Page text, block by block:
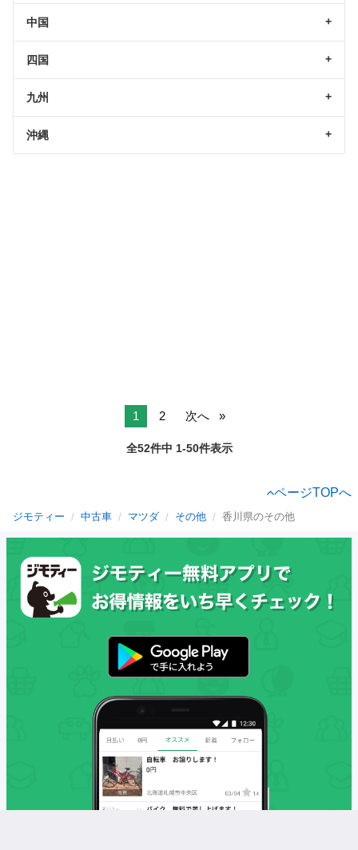
中国
四国
九州
沖縄
1 2 次へ
全52件中 1-50件表示
ページTOPへ
ジモティー 中古車 マツダ その他 香川県のその他